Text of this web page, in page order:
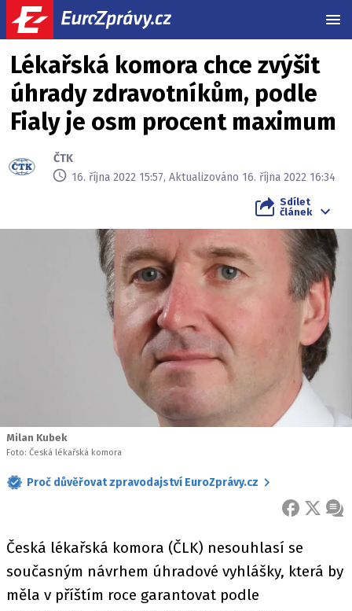
Lékařská komora chce zvýšit
úhrady zdravotníkům, podle
Fialy je osm procent maximum
ČTK
16. října 2022 15:57, Aktualizováno 16. října 2022 16:34
Sdílet
článek
Milan Kubek
Foto: Česká lékařská komora
Proč důvěřovat zpravodajství EuroZprávy.cz
FACEBOOK
X
Česká lékařská komora (ČLK) nesouhlasí se
současným návrhem úhradové vyhlášky, která by
měla v příštím roce garantovat podle